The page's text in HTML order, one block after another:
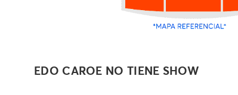
EDO CAROE NO TIENE SHOW